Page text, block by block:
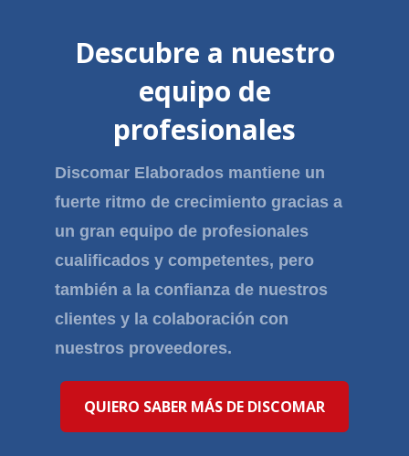
Descubre a nuestro
equipo de
profesionales
Discomar Elaborados mantiene un
fuerte ritmo de crecimiento gracias a
un gran equipo de profesionales
cualificados y competentes, pero
también a la confianza de nuestros
clientes y la colaboración con
nuestros proveedores.​
QUIERO SABER MÁS DE DISCOMAR